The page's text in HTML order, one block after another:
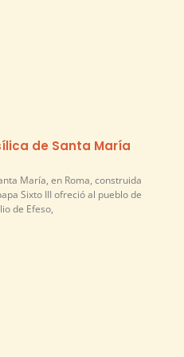
de Santa María
María, en Roma, construida
Sixto III ofreció al pueblo de
de Efeso,